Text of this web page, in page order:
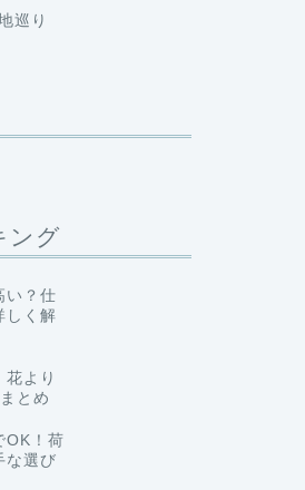
巡り
ング
い？仕
しく解
花より
とめ
OK！荷
な選び